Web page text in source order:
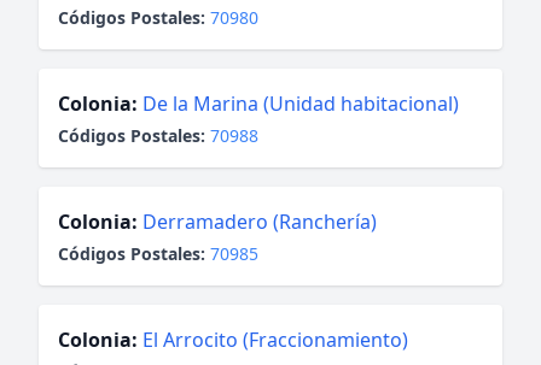
Códigos Postales: 70980
Colonia: De la Marina (Unidad habitacional)
Códigos Postales: 70988
Colonia: Derramadero (Ranchería)
Códigos Postales: 70985
Colonia: El Arrocito (Fraccionamiento)